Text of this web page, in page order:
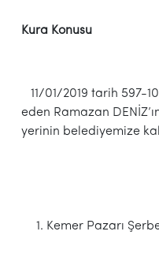
Kura
11/01/2019 tarih 597-
eden Ramazan
yerinin belediyemize
Kemer Pazarı